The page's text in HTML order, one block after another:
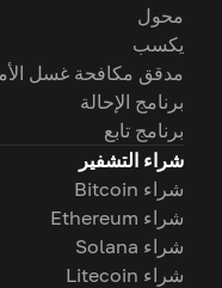
محول
يكسب
مدقق مكافحة غسل
برنامج الإحالة
برنامج تابع
شراء التشفير
شراء Bitcoin
شراء Ethereum
شراء Solana
شراء Litecoin